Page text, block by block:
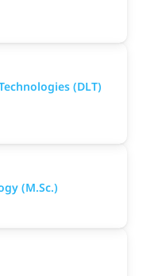
(DLT)
(M.Sc.)